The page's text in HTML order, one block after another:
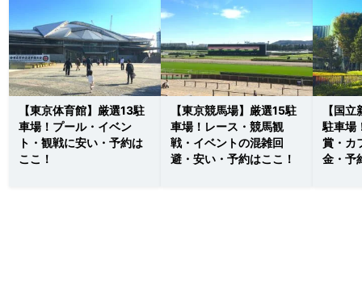
【東京体育館】厳選13駐
車場！プール・イベン
ト・観戦に安い・予約は
ここ！
【東京競馬場】厳選15駐
車場！レース・競馬観
戦・イベントの混雑回
避・安い・予約はここ！
【国
駐車場
賞・カ
金・予